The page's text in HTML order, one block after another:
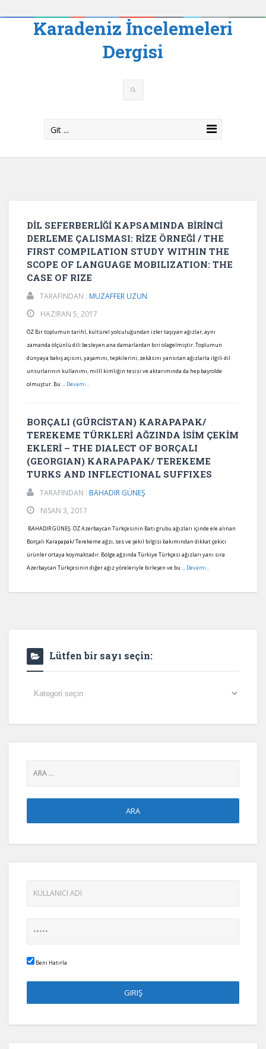
Karadeniz İncelemeleri
Dergisi
Git ...
DİL SEFERBERLİĞİ KAPSAMINDA BİRİNCİ
DERLEME ÇALISMASI: RİZE ÖRNEĞİ / THE
FIRST COMPILATION STUDY WITHIN THE
SCOPE OF LANGUAGE MOBILIZATION: THE
CASE OF RIZE
TARAFINDAN : MUZAFFER UZUN
HAZIRAN 5, 2017
ÖZ Bir toplumun tarihî, kültürel yolculuğundan izler taşıyan ağızlar, aynı
zamanda ölçünlü dili besleyen ana damarlardan biri olagelmiştir. Toplumun
dünyaya bakış açısını, yaşamını, tepkilerini, zekâsını yansıtan ağızlarla ilgili dil
unsurlarının kullanımı, millî kimliğin tesisi ve aktarımında da hep başrolde
olmuştur. Bu ... Devamı...
BORÇALI (GÜRCİSTAN) KARAPAPAK/
TEREKEME TÜRKLERİ AĞZINDA İSİM ÇEKİM
EKLERİ – THE DIALECT OF BORÇALI
(GEORGIAN) KARAPAPAK/ TEREKEME
TURKS AND INFLECTIONAL SUFFIXES
TARAFINDAN : BAHADIR GÜNEŞ
NISAN 3, 2017
BAHADIR GÜNEŞ ÖZ Azerbaycan Türkçesinin Batı grubu ağızları içinde ele alınan
Borçalı Karapapak/ Terekeme ağzı, ses ve şekil bilgisi bakımından dikkat çekici
ürünler ortaya koymaktadır. Bölge ağzında Türkiye Türkçesi ağızları yanı sıra
Azerbaycan Türkçesinin diğer ağız yöreleriyle birleşen ve bu ... Devamı...
Lütfen bir sayı seçin:
Lütfen
Beni Hatırla